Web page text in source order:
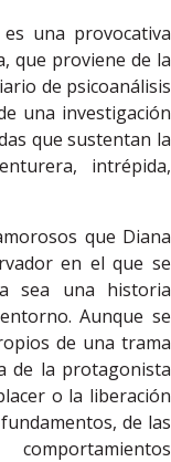
una provocativa
que proviene de la
de psicoanálisis
una investigación
que sustentan la
intrépida,
que Diana
en el que se
sea una historia
Aunque se
de una trama
de la protagonista
o la liberación
de las